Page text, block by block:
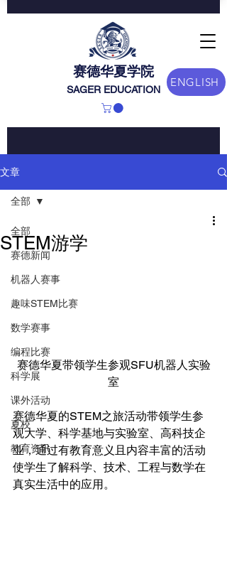
ENGLISH
赛德华夏学院
SAGER EDUCATION
文章
全部
赛德新闻
机器人赛事
趣味STEM比赛
数学赛事
编程比赛
科学展
课外活动
夏校
教育资讯
全部
STEM游学
赛德华夏带领学生参观SFU机器人实验
室
赛德华夏的STEM之旅活动带领学生参
观大学、科学基地与实验室、高科技企
业，通过有教育意义且内容丰富的活动
使学生了解科学、技术、工程与数学在
真实生活中的应用。